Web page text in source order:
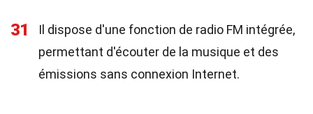
31
Il dispose d'une fonction de radio FM intégrée,
permettant d'écouter de la musique et des
émissions sans connexion Internet.